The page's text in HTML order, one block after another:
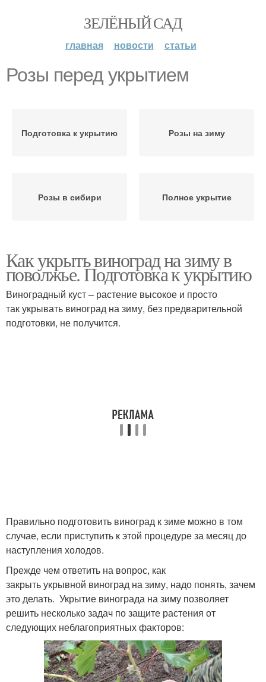
ЗЕЛЁНЫЙ САД
главная новости статьи
Розы перед укрытием
Подготовка к укрытию Розы на зиму
Розы в сибири Полное укрытие
Как укрыть виноград на зиму в
поволжье. Подготовка к укрытию
Виноградный куст – растение высокое и просто
так укрывать виноград на зиму, без предварительной
подготовки, не получится.
Правильно подготовить виноград к зиме можно в том
случае, если приступить к этой процедуре за месяц до
наступления холодов.
Прежде чем ответить на вопрос, как
закрыть укрывной виноград на зиму, надо понять, зачем
это делать. Укрытие винограда на зиму позволяет
решить несколько задач по защите растения от
следующих неблагоприятных факторов: